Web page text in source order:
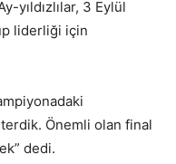
yıldızlılar, 3 Eylül
liderliği için
Önemli olan final
dedi.